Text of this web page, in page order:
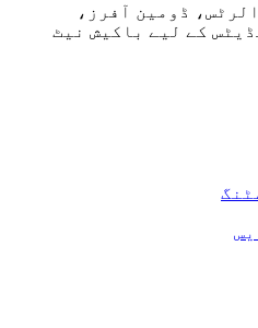
ڈومین آفرز،
کے لیے باکیش نیٹ